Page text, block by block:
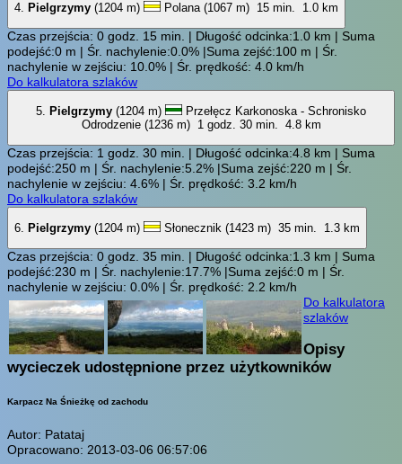
4. Pielgrzymy (1204 m) Polana (1067 m) 15 min. 1.0 km
Czas przejścia: 0 godz. 15 min. | Długość odcinka:1.0 km | Suma
podejść:0 m | Śr. nachylenie:0.0% |Suma zejść:100 m | Śr.
nachylenie w zejściu: 10.0% | Śr. prędkość: 4.0 km/h
Do kalkulatora szlaków
5. Pielgrzymy (1204 m)
Przełęcz Karkonoska - Schronisko
Odrodzenie (1236 m) 1 godz. 30 min. 4.8 km
Czas przejścia: 1 godz. 30 min. | Długość odcinka:4.8 km | Suma
podejść:250 m | Śr. nachylenie:5.2% |Suma zejść:220 m | Śr.
nachylenie w zejściu: 4.6% | Śr. prędkość: 3.2 km/h
Do kalkulatora szlaków
6. Pielgrzymy (1204 m) Słonecznik (1423 m) 35 min. 1.3 km
Czas przejścia: 0 godz. 35 min. | Długość odcinka:1.3 km | Suma
podejść:230 m | Śr. nachylenie:17.7% |Suma zejść:0 m | Śr.
nachylenie w zejściu: 0.0% | Śr. prędkość: 2.2 km/h
Do kalkulatora
szlaków
Opisy
wycieczek udostępnione przez użytkowników
Karpacz Na Śnieżkę od zachodu
Autor: Patataj
Opracowano: 2013-03-06 06:57:06